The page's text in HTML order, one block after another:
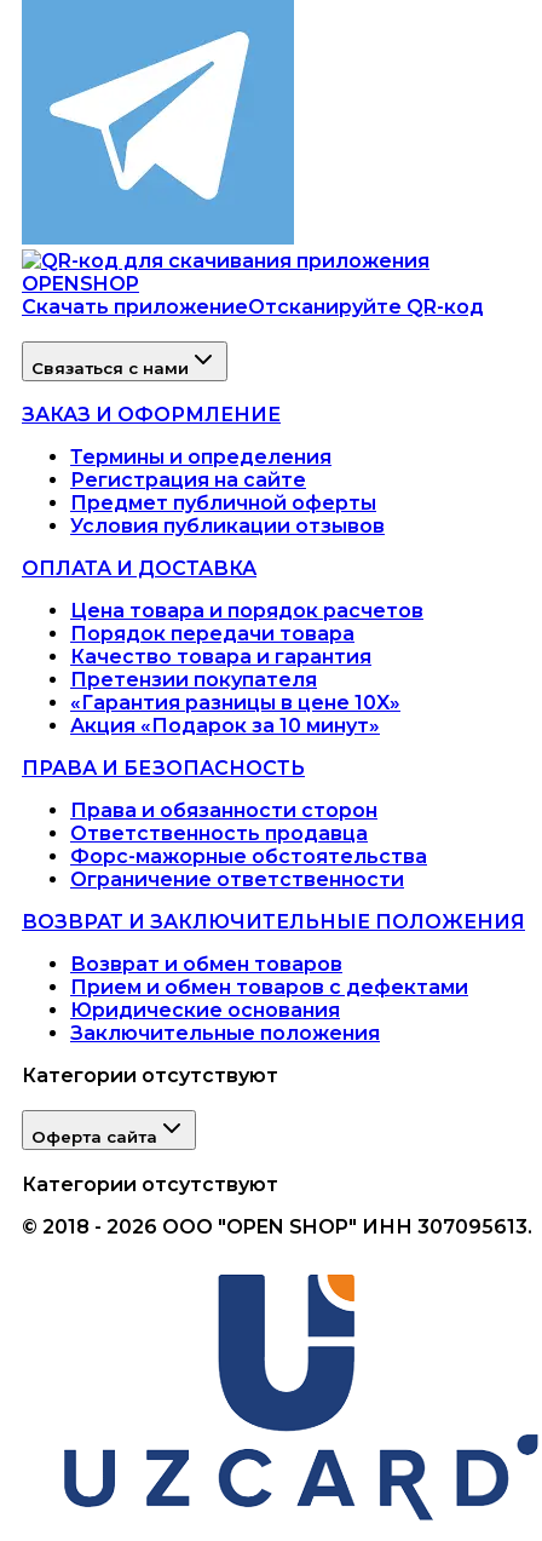
Скачать приложениеОтсканируйте QR-код
Связаться с нами
ЗАКАЗ И ОФОРМЛЕНИЕ
Термины и определения
Регистрация на сайте
Предмет публичной оферты
Условия публикации отзывов
ОПЛАТА И ДОСТАВКА
Цена товара и порядок расчетов
Порядок передачи товара
Качество товара и гарантия
Претензии покупателя
«Гарантия разницы в цене 10X»
Акция «Подарок за 10 минут»
ПРАВА И БЕЗОПАСНОСТЬ
Права и обязанности сторон
Ответственность продавца
Форс-мажорные обстоятельства
Ограничение ответственности
ВОЗВРАТ И ЗАКЛЮЧИТЕЛЬНЫЕ ПОЛОЖЕНИЯ
Возврат и обмен товаров
Прием и обмен товаров с дефектами
Юридические основания
Заключительные положения
Категории отсутствуют
Оферта сайта
Категории отсутствуют
© 2018 - 2026 ООО "OPEN SHOP" ИНН 307095613.